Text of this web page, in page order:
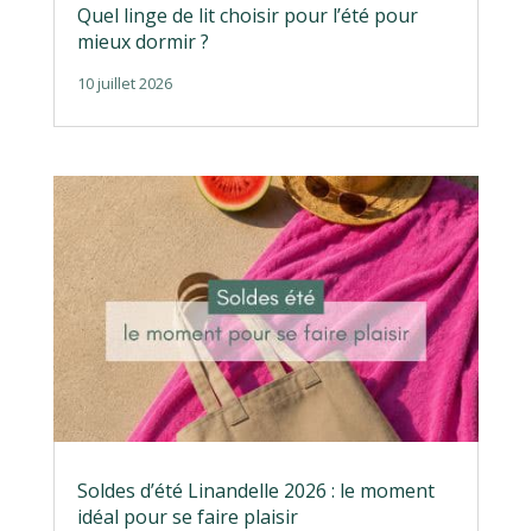
Quel linge de lit choisir pour l’été pour
mieux dormir ?
10 juillet 2026
Soldes d’été Linandelle 2026 : le moment
idéal pour se faire plaisir